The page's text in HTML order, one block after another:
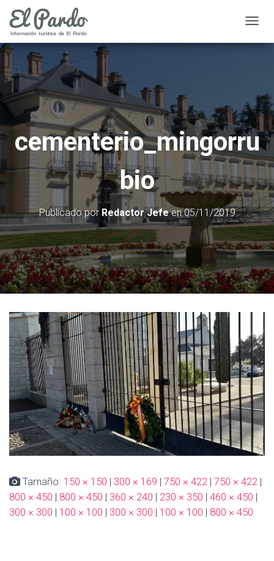
A
M
O
O
D
E
A
E
G
I
Ó
N
cementerio_mingorru
bio
Publicado por Redactor Jefeen05/11/2019
Tamaño: 150 × 150 | 300 × 169 | 750 × 422 | 750 × 422 |
800 × 450 | 800 × 450 | 360 × 240 | 230 × 350 | 460 × 450 |
300 × 300 | 100 × 100 | 300 × 300 | 100 × 100 | 800 × 450